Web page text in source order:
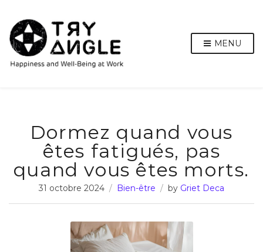
MENU
Dormez quand vous
êtes fatigués, pas
quand vous êtes morts.
31 octobre 2024 Bien-être by Griet Deca